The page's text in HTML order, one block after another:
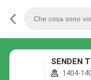
SENDEN
1404-